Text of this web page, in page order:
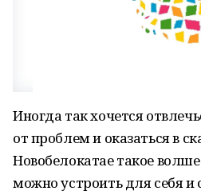
Иногда так хочется
от проблем и оказаться в
Новобелокатае такое
можно устроить для себя и